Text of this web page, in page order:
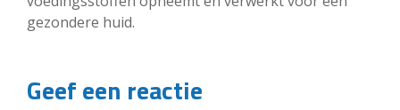
gezondere huid.
Geef een reactie